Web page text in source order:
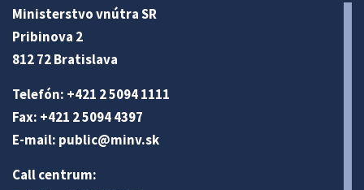
Ministerstvo vnútra SR
Pribinova 2
812 72 Bratislava
Telefón: +421 2 5094 1111
Fax: +421 2 5094 4397
E-mail: public@minv.sk
Call centrum: